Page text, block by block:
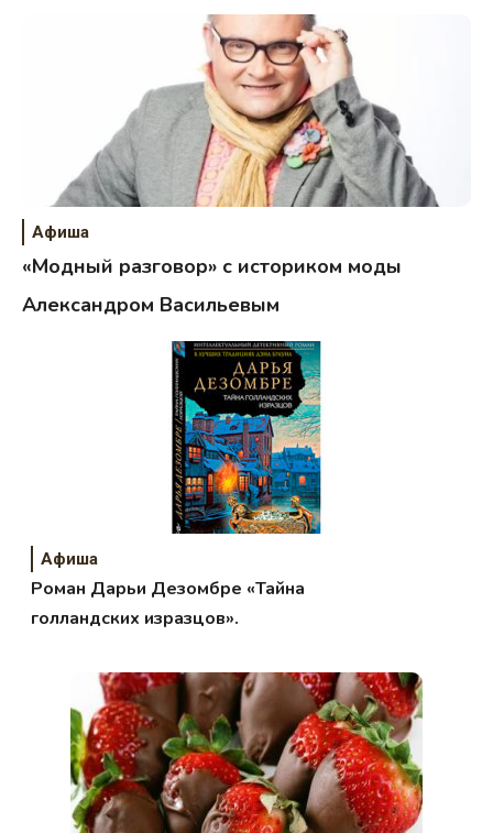
Афиша
«Модный разговор» с историком моды
Александром Васильевым
Афиша
Роман Дарьи Дезомбре «Тайна
голландских изразцов».